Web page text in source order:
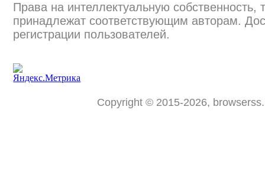
Права на интеллектуальную собственность,
принадлежат соответствующим авторам.
регистрации пользователей.
Copyright © 2015-2026,